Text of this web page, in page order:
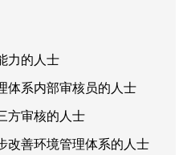
力的人士
体系内部审核员的人士
方审核的人士
改善环境管理体系的人士